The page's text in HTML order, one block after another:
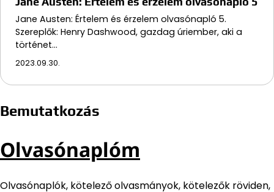
Jane Austen: Értelem és érzelem olvasónapló 5.
Szereplők: Henry Dashwood, gazdag úriember, aki a
történet…
2023.09.30.
Bemutatkozás
Olvasónaplóm
Olvasónaplók, kötelező olvasmányok, kötelezők röviden,